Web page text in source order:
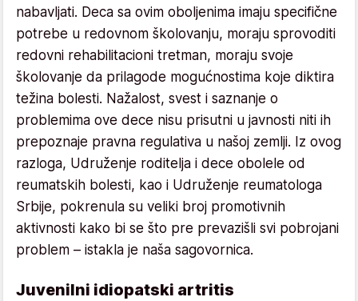
nabavljati. Deca sa ovim oboljenima imaju specifične
potrebe u redovnom školovanju, moraju sprovoditi
redovni rehabilitacioni tretman, moraju svoje
školovanje da prilagode mogućnostima koje diktira
težina bolesti. Nažalost, svest i saznanje o
problemima ove dece nisu prisutni u javnosti niti ih
prepoznaje pravna regulativa u našoj zemlji. Iz ovog
razloga, Udruženje roditelja i dece obolele od
reumatskih bolesti, kao i Udruženje reumatologa
Srbije, pokrenula su veliki broj promotivnih
aktivnosti kako bi se što pre prevazišli svi pobrojani
problem – istakla je naša sagovornica.
Juvenilni idiopatski artritis